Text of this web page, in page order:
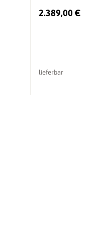
2.389,00 €
lieferbar